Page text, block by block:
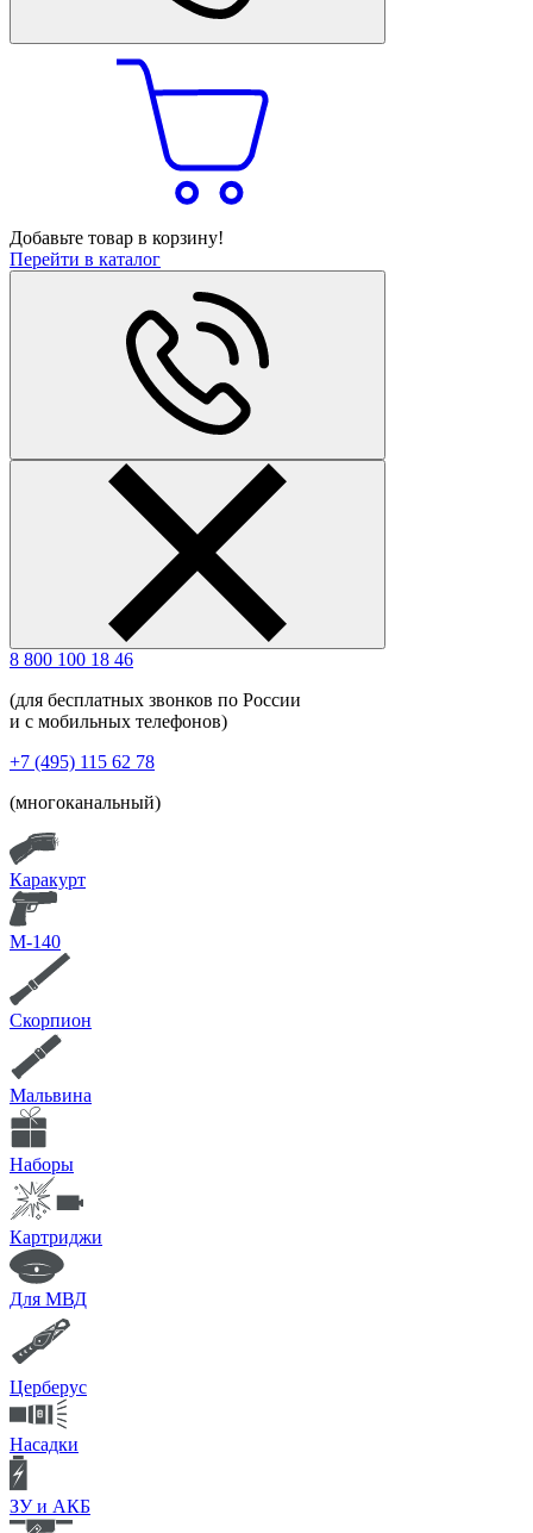
Добавьте товар в корзину!
Перейти в каталог
8 800 100 18 46
(для бесплатных звонков по России
и с мобильных телефонов)
+7 (495) 115 62 78
(многоканальный)
Каракурт
М-140
Скорпион
Мальвина
Наборы
Картриджи
Для МВД
Церберус
Насадки
ЗУ и АКБ